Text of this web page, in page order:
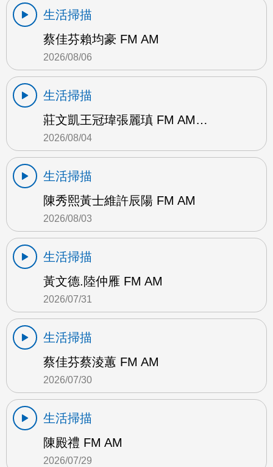
生活掃描
蔡佳芬賴均豪 FM AM
2026/08/06
生活掃描
莊文凱王冠瑋張麗瑱 FM AM…
2026/08/04
生活掃描
陳秀熙黃士維許辰陽 FM AM
2026/08/03
生活掃描
黃文德.陸仲雁 FM AM
2026/07/31
生活掃描
蔡佳芬蔡淩蕙 FM AM
2026/07/30
生活掃描
陳殿禮 FM AM
2026/07/29